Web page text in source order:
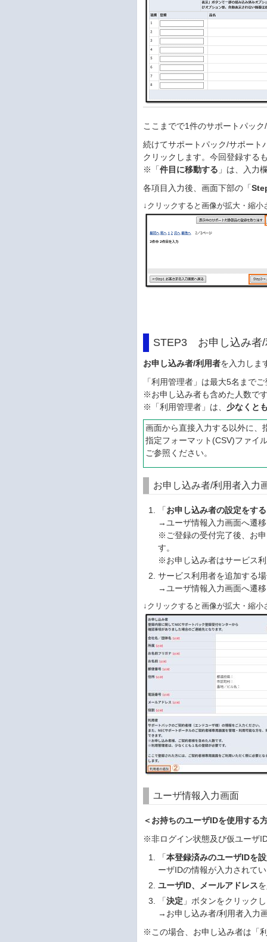
ここまでで1件のサポートパッ
続けてサポートパック/サポート
クリックします。今回登録する
※「件目に移動する 」は、入力
各項目入力後、画面下部の「
↓クリックすると画像が拡大・縮小
STEP3 お申し込み者/
お申し込み者/利用者を入力しま
「利用管理者」は最大5名まで
※お申し込み者も含めた人数で
※「利用管理者」は、 少なくと
画面から直接入力する以外に、
指定フォーマット(CSV)ファイ
ご参照ください。
お申し込み者/利用者入力
「お申し込み者の設定をする
→ユーザ情報入力画面へ遷
※ご登録の受付完了後、お
す。
※お申し込み者はサービス
サービス利用者を追加する
→ユーザ情報入力画面へ遷
↓クリックすると画像が拡大・縮小
ユーザ情報入力画面
＜お持ちのユーザIDを使用する
※非ログイン状態及び仮ユーザ
「本登録済みのユーザIDを
ーザIDの情報が入力されて
ユーザID、メールアドレス
「決定 」ボタンをクリック
→お申し込み者/利用者入力
※この場合、お申し込み者は「